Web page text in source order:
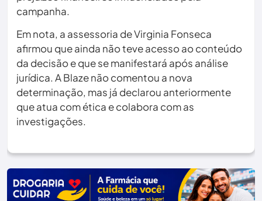
campanha.
Em nota, a assessoria de Virginia Fonseca
afirmou que ainda não teve acesso ao conteúdo
da decisão e que se manifestará após análise
jurídica. A Blaze não comentou a nova
determinação, mas já declarou anteriormente
que atua com ética e colabora com as
investigações.